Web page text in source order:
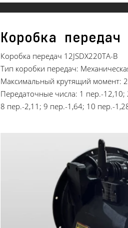
Коробка передач
Коробка передач 12JSDX220TA-B
Тип коробки передач:
Максимальный крутящий момент:
Передаточные числа: 1 пер.-
8 пер.-2,11; 9 пер.-1,64; 10 пер.-